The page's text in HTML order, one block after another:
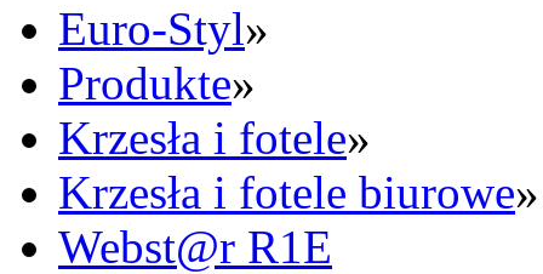
Euro-Styl»
Produkte»
Krzesła i fotele»
Krzesła i fotele biurowe»
Webst@r R1E